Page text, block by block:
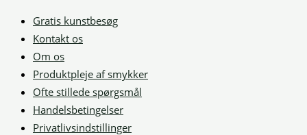
Gratis kunstbesøg
Kontakt os
Om os
Produktpleje af smykker
Ofte stillede spørgsmål
Handelsbetingelser
Privatlivsindstillinger